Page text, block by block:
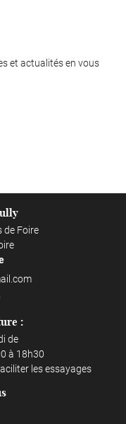
et actualités en vous
de Foire
:
de
à 18h30
les essayages